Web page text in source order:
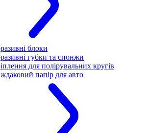
блоки
губки та спонжи
для полірувальних кругів
папір для авто